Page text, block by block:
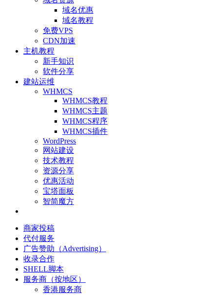
域名优惠
域名教程
免费VPS
CDN加速
主机教程
新手知识
软件分享
建站运维
WHMCS
WHMCS教程
WHMCS主题
WHMCS程序
WHMCS插件
WordPress
网站建设
技术教程
资源分享
优惠活动
宝塔面板
智简魔方
商家投稿
代付服务
广告赞助（Advertising）
收录合作
SHELL脚本
服务商（按地区）
香港服务商